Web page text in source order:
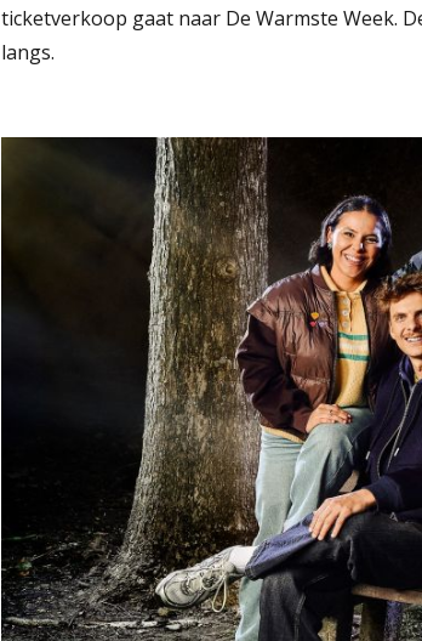
ticketverkoop gaat naar De Warmste Week.
langs.